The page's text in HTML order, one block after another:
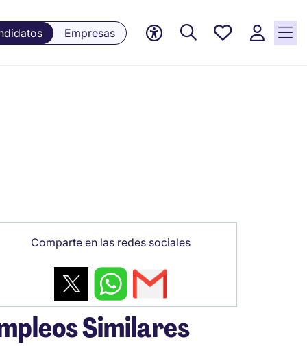
Empresas
Empleos
Comparte en las redes sociales
Similares